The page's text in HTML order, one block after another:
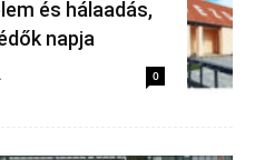
és hálaadás,
napja
0